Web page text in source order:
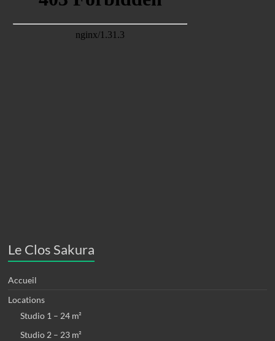
Le Clos Sakura
Accueil
Locations
Studio 1 – 24 m²
Studio 2 – 23 m²